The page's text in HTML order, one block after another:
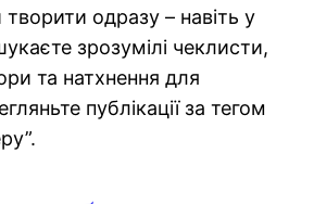
творити одразу – навіть у
зрозумілі чеклисти,
та натхнення для
публікації за тегом